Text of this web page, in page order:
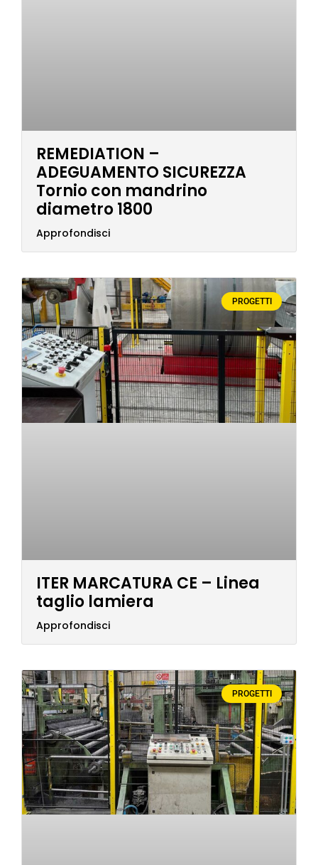
REMEDIATION –
ADEGUAMENTO SICUREZZA
Tornio con mandrino
diametro 1800
Approfondisci
PROGETTI
ITER MARCATURA CE – Linea
taglio lamiera
Approfondisci
PROGETTI